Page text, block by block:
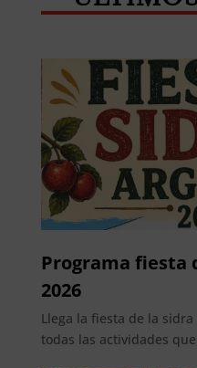
Programa fiesta
2026
Llega la fiesta de la
todas las actividades